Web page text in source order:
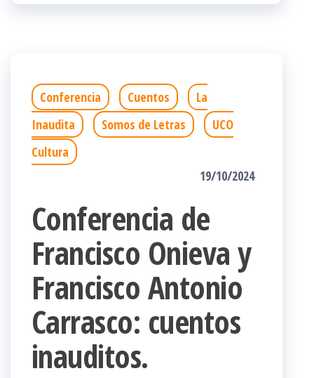
Conferencia Cuentos
La
Inaudita
Somos de Letras
UCO
Cultura
19/10/2024
Conferencia de
Francisco Onieva y
Francisco Antonio
Carrasco: cuentos
inauditos.